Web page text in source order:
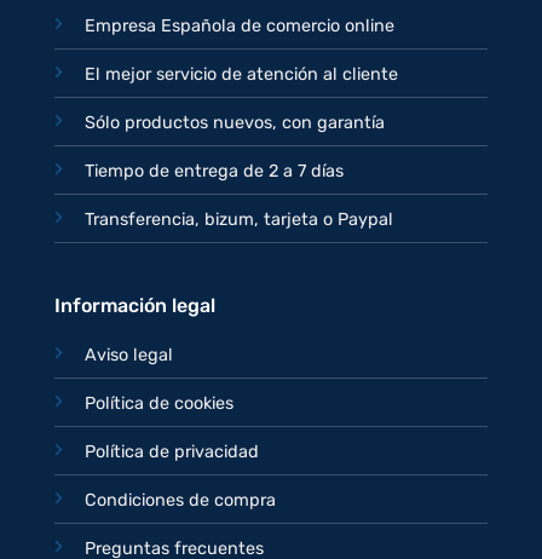
Empresa Española de comercio online
El mejor servicio de atención al cliente
Sólo productos nuevos, con garantía
Tiempo de entrega de 2 a 7 días
Transferencia, bizum, tarjeta o Paypal
Información legal
Aviso legal
Política de cookies
Política de privacidad
Condiciones de compra
Preguntas frecuentes